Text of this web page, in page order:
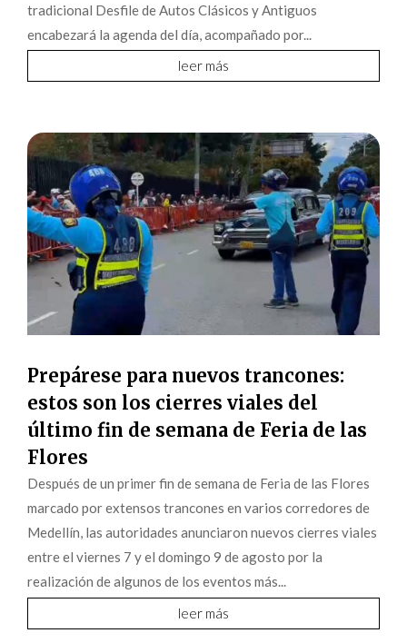
tradicional Desfile de Autos Clásicos y Antiguos
encabezará la agenda del día, acompañado por...
leer más
Prepárese para nuevos trancones:
estos son los cierres viales del
último fin de semana de Feria de las
Flores
Después de un primer fin de semana de Feria de las Flores
marcado por extensos trancones en varios corredores de
Medellín, las autoridades anunciaron nuevos cierres viales
entre el viernes 7 y el domingo 9 de agosto por la
realización de algunos de los eventos más...
leer más